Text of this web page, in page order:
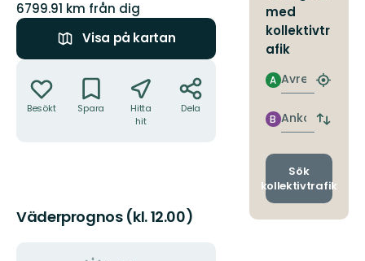
6799.91 km från dig
Visa på kartan
Besökt Spara
Hitta
hit
Dela
Väderprognos (kl. 12.00)
med
kollektivtr
afik
Avresa
A
Hitta
Ankomst
B
Byt
och
Sök
kollektivtrafik